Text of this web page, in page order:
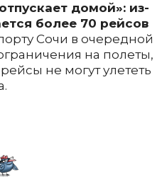
домой»: из-
более 70 рейсов
Сочи в очередной
на полеты,
не могут улететь